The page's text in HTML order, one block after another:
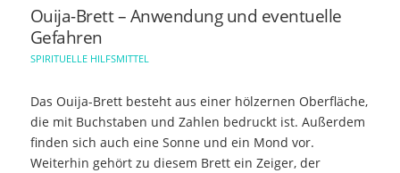
Ouija-Brett – Anwendung und eventuelle
Gefahren
SPIRITUELLE HILFSMITTEL
Das Ouija-Brett besteht aus einer hölzernen Oberfläche,
die mit Buchstaben und Zahlen bedruckt ist. Außerdem
finden sich auch eine Sonne und ein Mond vor.
Weiterhin gehört zu diesem Brett ein Zeiger, der